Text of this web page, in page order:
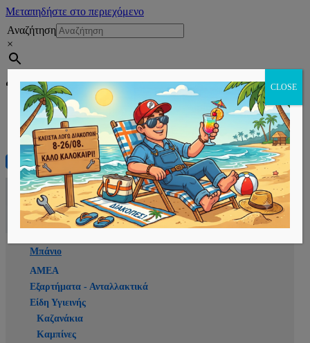
Μεταπηδήστε στο περιεχόμενο
Αναζήτηση
×
Εγγραφή
Αρχική
E-shop
Μπάνιο
ΑΜΕΑ
Εξαρτήματα - Ανταλλακτικά
Είδη Υγιεινής
Καζανάκια
Καμπίνες
CLOSE